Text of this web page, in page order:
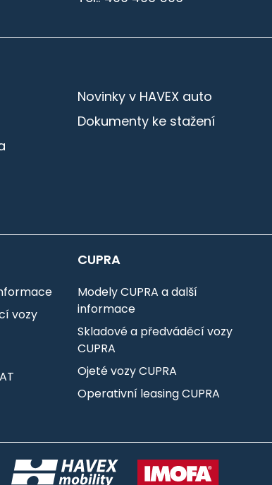
Novinky v HAVEX auto
Dokumenty ke stažení
vozy
CUPRA
Modely CUPRA a další
informace
Skladové a předváděcí vozy
CUPRA
Ojeté vozy CUPRA
Operativní leasing CUPRA